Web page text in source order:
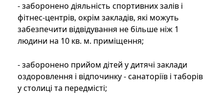
- заборонено діяльність спортивних залів і
фітнес-центрів, окрім закладів, які можуть
забезпечити відвідування не більше ніж 1
людини на 10 кв. м. приміщення;
- заборонено прийом дітей у дитячі заклади
оздоровлення і відпочинку - санаторіїв і таборів
у столиці та передмісті;